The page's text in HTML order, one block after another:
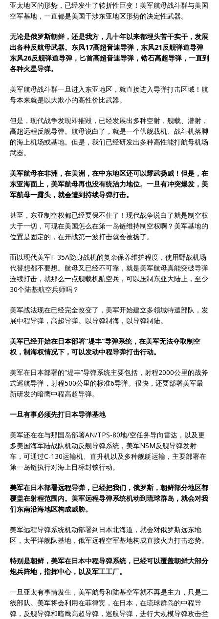
亚太地区的形势，已经发生了转折性巨变！美军航母战斗群与美国
空军基地，一直都是美国干涉东亚地区形势的决定性武器。
无论是俄罗斯朝鲜，还是我方，几十年以来都埋头苦干实干，发展
出各种反航母武器。 东风17高超音速导弹 ，东风21反舰弹道导弹
东风26反舰弹道导弹 ，匕首高超音速导弹，锆石高超导弹，一直到
各种火星导弹。
美军航母战斗群一旦进入东亚地区，就直接进入导弹打击区域！航
母本来就是以大欺小的高性价比武器。
但是，现代战争发现即摧毁，已经发展出多种空射，舰载、潜射，
高超远程反舰导弹。航母说白了，就是一个供舰载机、战斗机落脚
的海上机场或基地。但是，我们已经研发出多种高性能打航母机场
武器。
美军航母在非洲，在美洲，在中东地区还可以耀武扬威！但是，在
东亚海面上，美军航母再也没有统治力地位。一旦有冲突爆发，美
军航母一露头，就会遭到持续导弹打击。
甚至，东亚制空权都已经要保不住了！现代战争说白了就是制空权
大于一切，可现在美国怎么在第一岛链维持制空权啊？美军基地的
位置是固定的，在开战第一波打击就会被扬了。
而以现代美军F-35A隐身战机的复杂保养维护程度，使用野战机场
代替想都不要想。航母又已经不可靠，就是美军航母真能突破导弹
连续打击，就那么一点舰载机航空兵，可以压制东亚大陆上，至少
30个陆基航空兵师吗？
美军战法现在已经完全改变了，美军开始建立多领域特遣部队，发
展中程导弹，高超导弹。以导弹制海，以导弹制陆。
美军已经开始在日本部署“堤丰”导弹系统，在美军无法夺取制空
权，制海权情况下，可以发动中程导弹打击行动。
美军在日本部署的“堤丰”导弹系统主要包括，射程2000公里的战斧
式巡航导弹，射程500公里的标准6导弹。很快，还要部署美军最
新研发的暗鹰中程高超导弹。
一旦有事必须先打日本导弹基地
美军还在在与那国岛部署AN/TPS-80地/空任务导向雷达，以及更
多美国海军陆战队机动反舰导弹系统，美军NSM反舰导弹发射
车，可通过C-130运输机、直升机以及多种舰艇运输，主要部署在
第一岛链执行对海上目标封锁行动。
美军在日本部署远程导弹，已经把我们，俄罗斯，朝鲜部分地区都
覆盖在射程范围内。美军远程导弹系统机动到琉球群岛 ，就会对我
们东南沿海地区构成威胁。
美军远程导弹系统机动部署到日本北海道，就会对俄罗斯远东地
区，太平洋舰队基地，俄军远程空军基地构成直接火力打击态势。
特别是朝鲜，美军在日本中程导弹系统，已经可以覆盖朝鲜大部分
炮兵阵地，指挥中心，以及军工工厂。
一旦亚太有事情发生，美军航母和陆基空军就不再是主力，只是二
线部队。美军将会利用在菲律宾，在日本，在琉球群岛的中程导
弹，反舰导弹和暗鹰高超导弹，巡航导弹，进行大规模导弹攻击拦